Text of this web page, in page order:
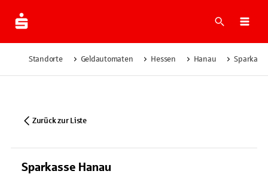
Suche
Standorte Geldautomaten Hessen Hanau
Zurück zur Liste
Sparkasse Hanau